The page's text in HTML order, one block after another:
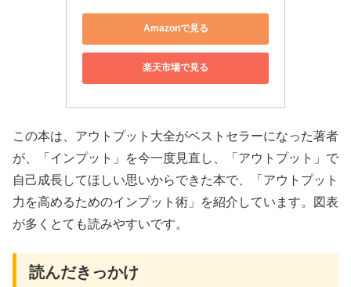
Amazonで見る
楽天市場で見る
この本は、アウトプット大全がベストセラーになった著者
が、「インプット」を今一度見直し、「アウトプット」で
自己成長してほしい思いからできた本で、「アウトプット
力を高めるためのインプット術」を紹介しています。図表
が多くとても読みやすいです。
読んだきっかけ